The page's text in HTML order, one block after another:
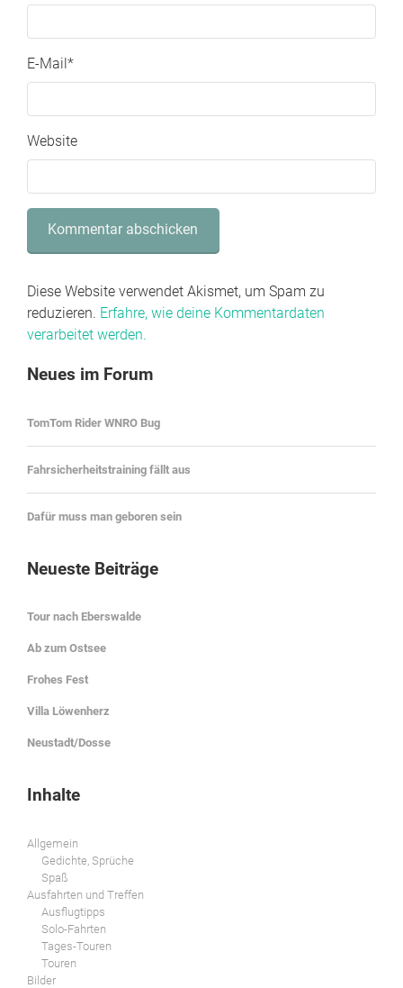
E-Mail *
Website
Diese Website verwendet Akismet, um Spam zu
reduzieren. Erfahre, wie deine Kommentardaten
verarbeitet werden.
Neues im Forum
TomTom Rider WNRO Bug
Fahrsicherheitstraining fällt aus
Dafür muss man geboren sein
Neueste Beiträge
Tour nach Eberswalde
Ab zum Ostsee
Frohes Fest
Villa Löwenherz
Neustadt/Dosse
Inhalte
Allgemein
Gedichte, Sprüche
Spaß
Ausfahrten und Treffen
Ausflugtipps
Solo-Fahrten
Tages-Touren
Touren
Bilder